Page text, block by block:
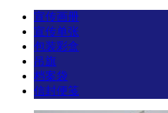
宣传画册
宣传单张
包装彩盒
吊旗
档案袋
信封便笺